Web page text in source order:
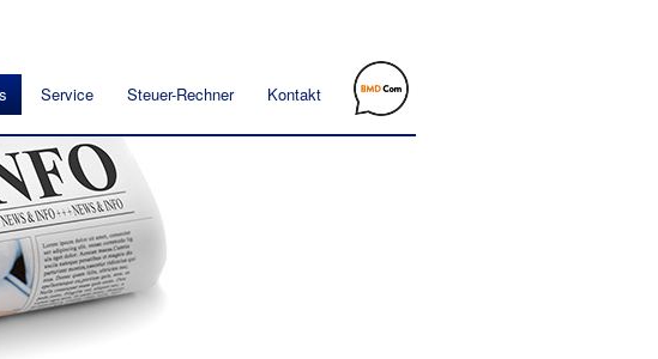
Service Steuer-Rechner Kontakt